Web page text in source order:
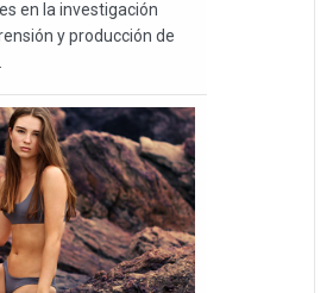
en la investigación
y producción de